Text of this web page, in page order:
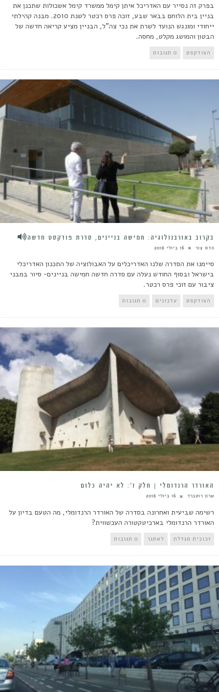
בפרק זה נסייר עם האדריכל איתן קימל ממשרד קימל אשכולות שתכנן את
בניין בית הלוחם בבאר שבע, זוכה פרס רכטר לשנת 2010. מבנה קהילתי
ייחודי ומונגש הנועד לשרת את נכי צה"ל, הבניין מציע קריאה חדשה של
הבטון והמושג מקלט, מחסה.
הפודקסט 0 תגובות
בקרוב באורבנולוגיה: חמישה בניינים, סדרת פודקסט חדשה
הדס צור 16 ביולי 2018
סיימנו את הסדרה שלנו האדריכלים על האבולוציה של התכנון האדריכלי
בישראל ובסוף החודש נעלה עם סדרה חדשה חמישה בניינים- סיור במבני
ציבור עם זוכי פרס רכטר.
הפודקסט עדכונים 0 תגובות
האורדר הרנדומלי | חלק ז’: לא יהיה כלום
שרון רוטברד 16 ביולי 2018
רשימה שביעית ואחרונה בסדרה של האורדר הרנדומלי, מה הטעם בדיון על
האורדר הרנדומלי בארכיטקטורה העכשווית?
זכוכית מגדלת לאתגר 0 תגובות